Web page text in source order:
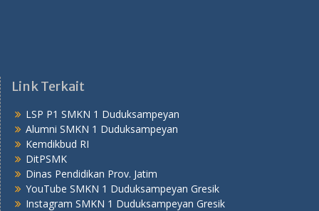
Link Terkait
LSP P1 SMKN 1 Duduksampeyan
Alumni SMKN 1 Duduksampeyan
Kemdikbud RI
DitPSMK
Dinas Pendidikan Prov. Jatim
YouTube SMKN 1 Duduksampeyan Gresik
Instagram SMKN 1 Duduksampeyan Gresik